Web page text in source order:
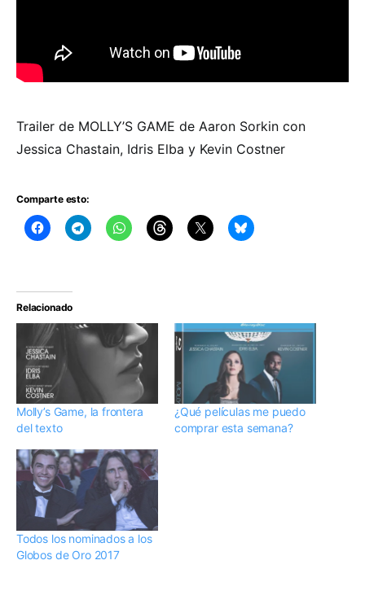
Trailer de MOLLY’S GAME de Aaron Sorkin con
Jessica Chastain, Idris Elba y Kevin Costner
Comparte esto:
Relacionado
Molly’s Game, la frontera
del texto
¿Qué películas me puedo
comprar esta semana?
Todos los nominados a los
Globos de Oro 2017